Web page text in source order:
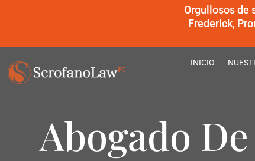
Orgullosos de
Frederick,
INICIO
Abogado